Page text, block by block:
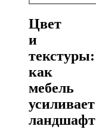
Цвет
и
текстуры:
как
мебель
усиливает
ландшафт